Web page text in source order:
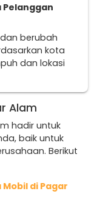
Pelanggan
berubah
kota
dan lokasi
Alam
hadir untuk
baik untuk
Berikut
Mobil di Pagar